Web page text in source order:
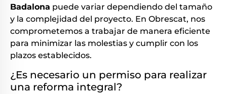
Badalona puede variar dependiendo del tamaño
y la complejidad del proyecto. En Obrescat, nos
comprometemos a trabajar de manera eficiente
para minimizar las molestias y cumplir con los
plazos establecidos.
¿Es necesario un permiso para realizar
una reforma integral?